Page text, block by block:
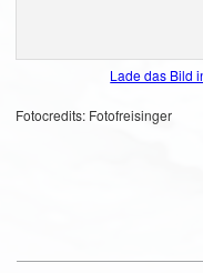
Lade das Bild
Fotocredits: Fotofreisinger